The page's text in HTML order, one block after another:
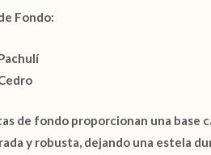
Fondo:
de fondo proporcionan una base
y robusta, dejando una estela